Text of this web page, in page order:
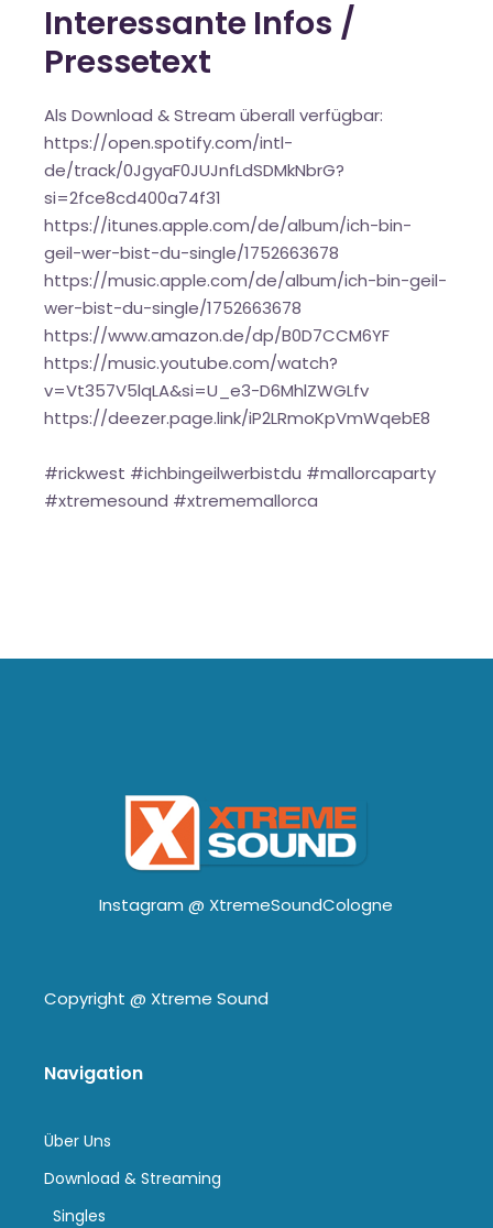
Interessante Infos /
Pressetext
Als Download & Stream überall verfügbar:
https://open.spotify.com/intl-
de/track/0JgyaF0JUJnfLdSDMkNbrG?
si=2fce8cd400a74f31
https://itunes.apple.com/de/album/ich-bin-
geil-wer-bist-du-single/1752663678
https://music.apple.com/de/album/ich-bin-geil-
wer-bist-du-single/1752663678
https://www.amazon.de/dp/B0D7CCM6YF
https://music.youtube.com/watch?
v=Vt357V5lqLA&si=U_e3-D6MhlZWGLfv
https://deezer.page.link/iP2LRmoKpVmWqebE8
#rickwest #ichbingeilwerbistdu #mallorcaparty
#xtremesound #xtrememallorca
Instagram @ XtremeSoundCologne
Copyright @ Xtreme Sound
Navigation
Über Uns
Download & Streaming
Singles